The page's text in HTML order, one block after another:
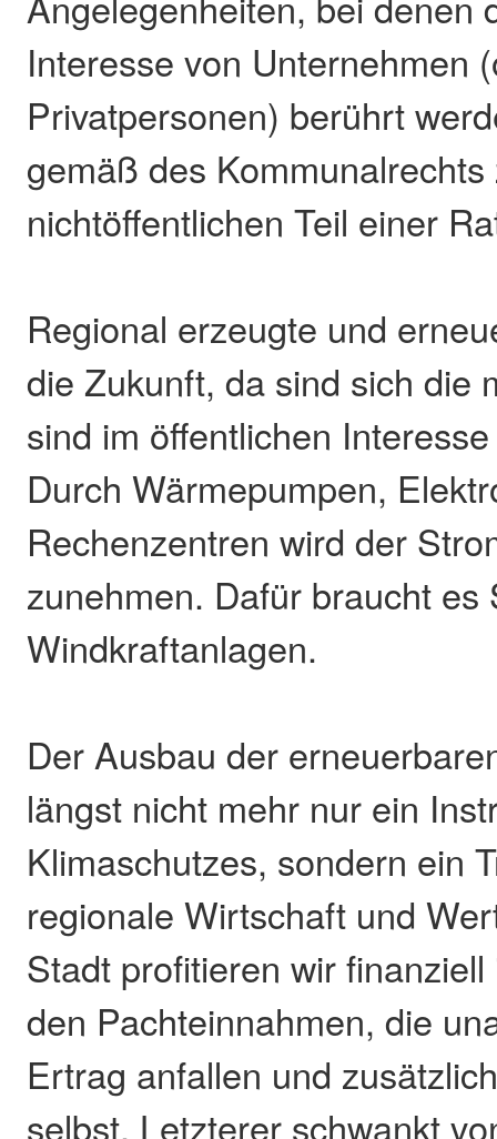
Interesse von Unternehmen
Privatpersonen) berührt
gemäß des
nichtöffentlichen Teil einer
Regional erzeugte und
die Zukunft, da sind sich die
sind im öffentlichen
Durch Wärmepumpen,
Rechenzentren wird der
zunehmen. Dafür braucht es
Windkraftanlagen.
Der Ausbau der
längst nicht mehr nur ein
Klimaschutzes, sondern ein
regionale Wirtschaft und
Stadt profitieren wir
den Pachteinnahmen, die
Ertrag anfallen und
selbst. Letzterer schwankt